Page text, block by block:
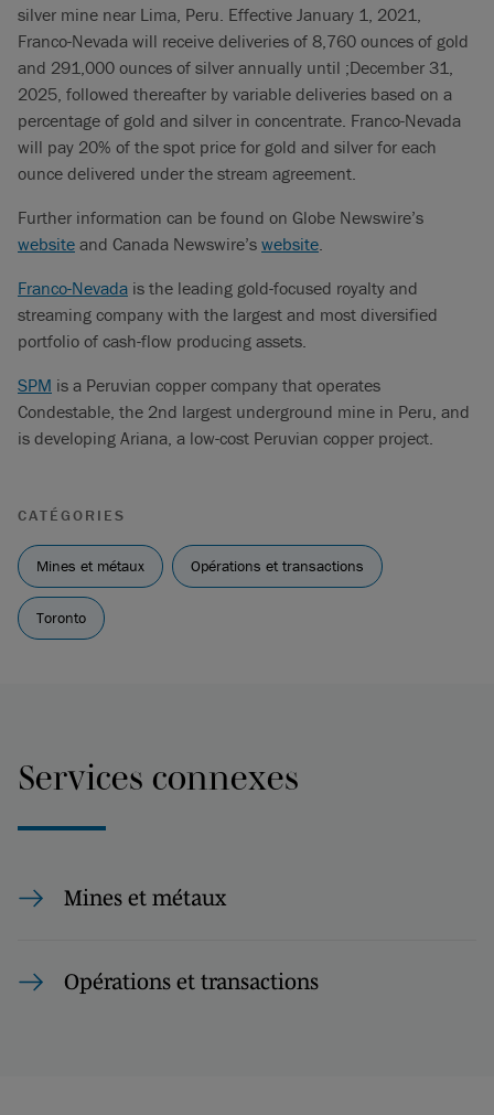
silver mine near Lima, Peru. Effective January 1, 2021,
Franco-Nevada will receive deliveries of 8,760 ounces of gold
and 291,000 ounces of silver annually until ;December 31,
2025, followed thereafter by variable deliveries based on a
percentage of gold and silver in concentrate. Franco-Nevada
will pay 20% of the spot price for gold and silver for each
ounce delivered under the stream agreement.
Further information can be found on Globe Newswire’s
website and Canada Newswire’s website.
Franco-Nevada is the leading gold-focused royalty and
streaming company with the largest and most diversified
portfolio of cash-flow producing assets.
SPM is a Peruvian copper company that operates
Condestable, the 2nd largest underground mine in Peru, and
is developing Ariana, a low-cost Peruvian copper project.
CATÉGORIES
Mines et métaux Opérations et transactions
Toronto
Services connexes
Mines et métaux
Opérations et transactions